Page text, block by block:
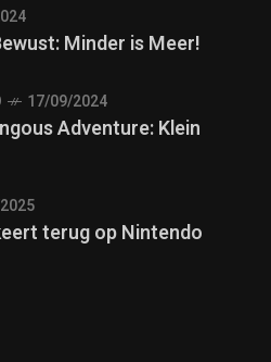
Minder is Meer!
17/09/2024
Adventure: Klein
terug op Nintendo